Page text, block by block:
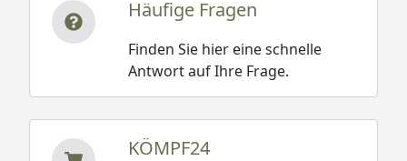
Häufige Fragen
Finden Sie hier eine schnelle
Antwort auf Ihre Frage.
KÖMPF24